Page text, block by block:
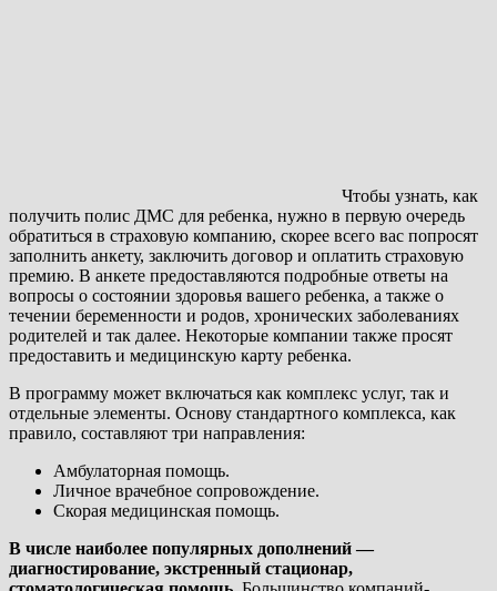
Чтобы узнать, как
получить полис ДМС для ребенка, нужно в первую очередь
обратиться в страховую компанию, скорее всего вас попросят
заполнить анкету, заключить договор и оплатить страховую
премию. В анкете предоставляются подробные ответы на
вопросы о состоянии здоровья вашего ребенка, а также о
течении беременности и родов, хронических заболеваниях
родителей и так далее. Некоторые компании также просят
предоставить и медицинскую карту ребенка.
В программу может включаться как комплекс услуг, так и
отдельные элементы. Основу стандартного комплекса, как
правило, составляют три направления:
Амбулаторная помощь.
Личное врачебное сопровождение.
Скорая медицинская помощь.
В числе наиболее популярных дополнений —
диагностирование, экстренный стационар,